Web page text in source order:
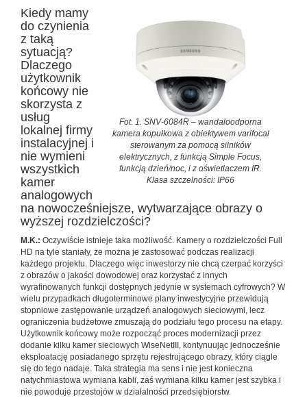
Fot. 1. SNV-6084R – wandaloodporna
kamera kopułkowa z obiektywem varifocal
sterowanym za pomocą silników
elektrycznych, z funkcją Simple Focus,
funkcją dzień/noc, i z oświetlaczem IR.
Klasa szczelności: IP66
Kiedy mamy
do czynienia
z taką
sytuacją?
Dlaczego
użytkownik
końcowy nie
skorzysta z
usług
lokalnej firmy
instalacyjnej i
nie wymieni
wszystkich
kamer
analogowych
na nowocześniejsze, wytwarzające obrazy o
wyższej rozdzielczości?
M.K.: Oczywiście istnieje taka możliwość. Kamery o rozdzielczości Full
HD na tyle staniały, że można je zastosować podczas realizacji
każdego projektu. Dlaczego więc inwestorzy nie chcą czerpać korzyści
z obrazów o jakości dowodowej oraz korzystać z innych
wyrafinowanych funkcji dostępnych jedynie w systemach cyfrowych? W
wielu przypadkach długoterminowe plany inwestycyjne przewidują
stopniowe zastępowanie urządzeń analogowych sieciowymi, lecz
ograniczenia budżetowe zmuszają do podziału tego procesu na etapy.
Użytkownik końcowy może rozpocząć proces modernizacji przez
dodanie kilku kamer sieciowych WiseNetIII, kontynuując jednocześnie
eksploatację posiadanego sprzętu rejestrującego obrazy, który ciągle
się do tego nadaje. Taka strategia ma sens i nie jest konieczna
natychmiastowa wymiana kabli, zaś wymiana kilku kamer jest szybka i
nie powoduje przestojów w działalności przedsiębiorstw.